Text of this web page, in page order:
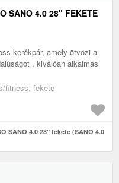
SANO 4.0 28" FEKETE
kerékpár, amely ötvözi a
, kiválóan alkalmas
fitness, fekete
SANO 4.0 28" fekete (SANO 4.0